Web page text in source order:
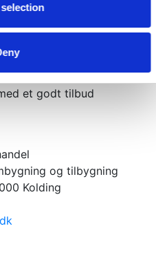
et godt tilbud
og tilbygning
Kolding